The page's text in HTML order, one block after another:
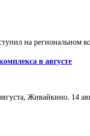
на региональном
в августе
Живайкино.